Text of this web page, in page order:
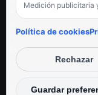
★★★★★
Hemos comprado en
Espectacular, servicio
Iván Rodríguez Ramos
© Electrodirecto 2026
Medición publicitaria
Política de cookies
Rechazar
Guardar